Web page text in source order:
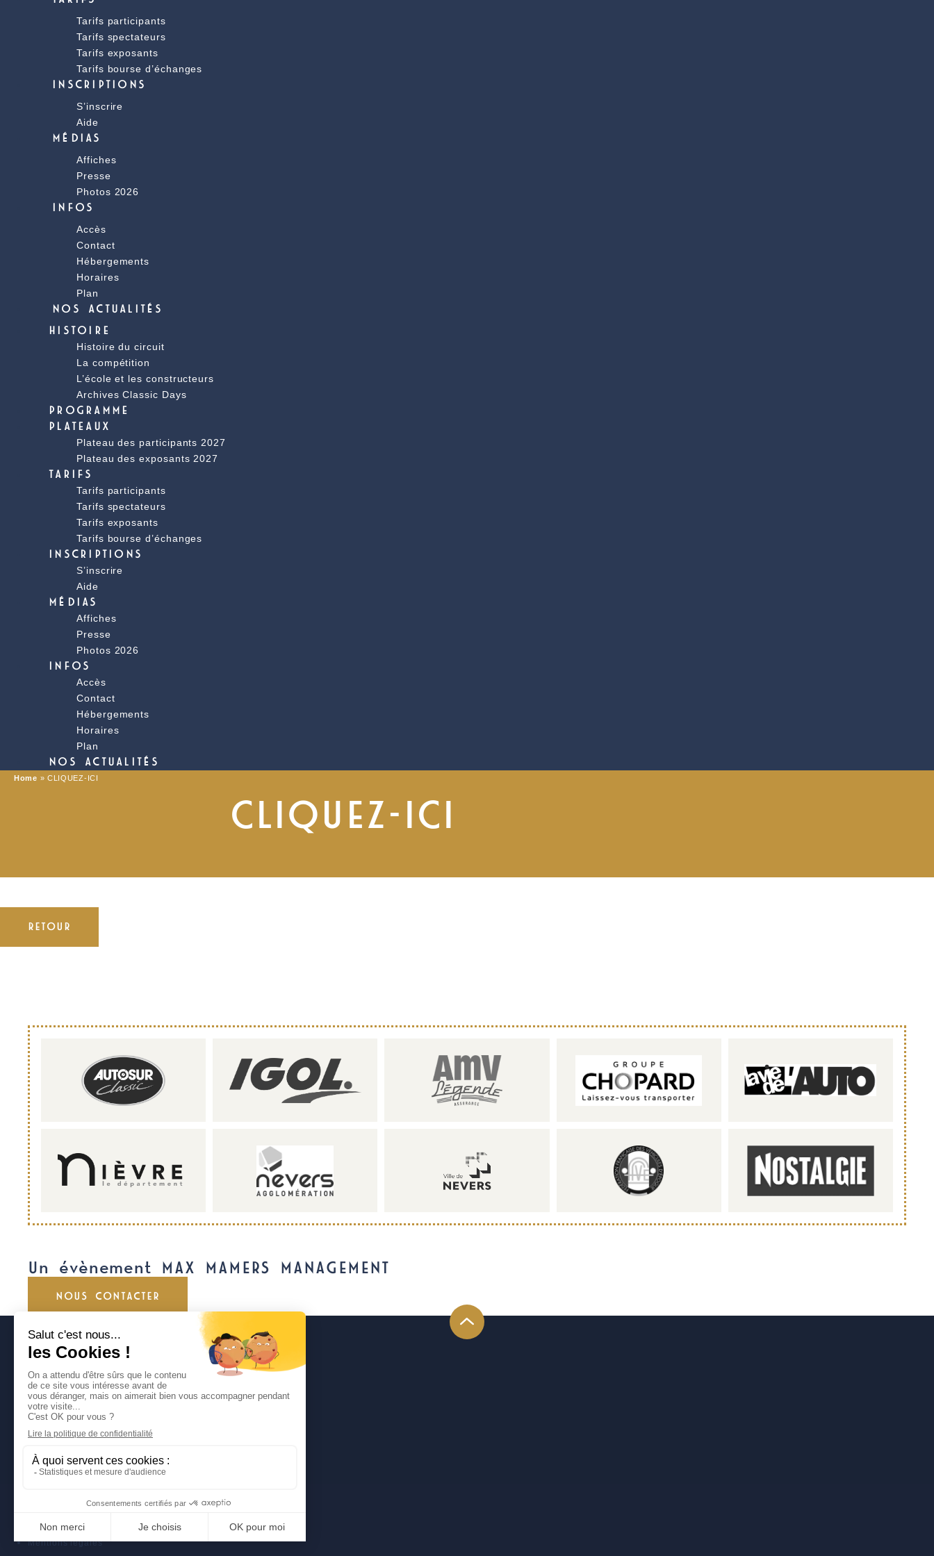
Tarifs participants
Tarifs spectateurs
Tarifs exposants
Tarifs bourse d’échanges
INSCRIPTIONS
S’inscrire
Aide
MÉDIAS
Affiches
Presse
Photos 2026
INFOS
Accès
Contact
Hébergements
Horaires
Plan
NOS ACTUALITÉS
HISTOIRE
Histoire du circuit
La compétition
L’école et les constructeurs
Archives Classic Days
PROGRAMME
PLATEAUX
Plateau des participants 2027
Plateau des exposants 2027
TARIFS
Tarifs participants
Tarifs spectateurs
Tarifs exposants
Tarifs bourse d’échanges
INSCRIPTIONS
S’inscrire
Aide
MÉDIAS
Affiches
Presse
Photos 2026
INFOS
Accès
Contact
Hébergements
Horaires
Plan
NOS ACTUALITÉS
Home » CLIQUEZ-ICI
CLIQUEZ-ICI
RETOUR
Un évènement MAX MAMERS MANAGEMENT
NOUS CONTACTER
DÉCOUVREZ NOS SITES
CLASSIC FESTIVAL
FUN CUP
TROPHÉE ANDROS
Mentions légales
Politique de protection des données personnelles
Mentions légales